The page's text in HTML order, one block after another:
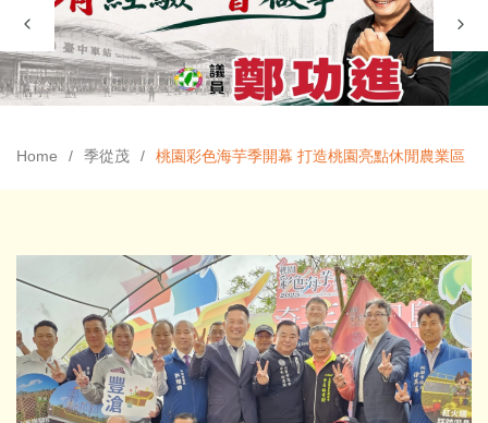
Home 季從茂 桃園彩色海芋季開幕 打造桃園亮點休閒農業區